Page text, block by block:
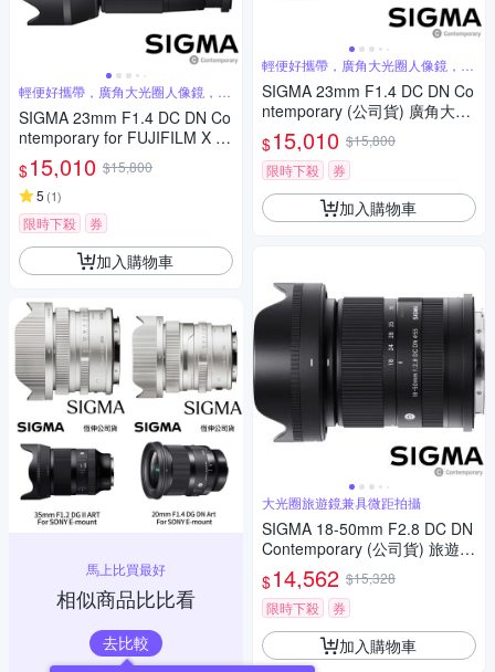
輕便好攜帶，廣角大光圈人像鏡，美
麗淺景深
SIGMA 23mm F1.4 DC DN Co
ntemporary for FUJIFILM X 富
士接環 (公司貨) 廣角大光圈定
焦鏡 人像鏡 APS-C 無反微單眼
專用鏡頭
$15,010 $15,800
5 (1)
限時下殺 券
加入購物車
馬上比買最好
相似商品比比看
去比較
輕便好攜帶，廣角大光圈人像鏡，美
麗淺景深
SIGMA 23mm F1.4 DC DN Co
ntemporary (公司貨) 廣角大光
圈定焦鏡 人像鏡 APS-C 無反微
單眼專用鏡頭
$15,010 $15,800
限時下殺
券
加入購物車
大光圈旅遊鏡兼具微距拍攝
SIGMA 18-50mm F2.8 DC DN
Contemporary (公司貨) 旅遊鏡
APS-C 無反微單眼專用鏡頭
$14,562 $15,328
限時下殺
券
加入購物車